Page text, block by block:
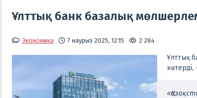
Ұлттық банк базалық
Экономика 7 наурыз 2025, 12:15 2 284
Ұлттық